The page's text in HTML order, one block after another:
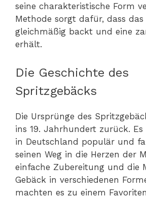
seine charakteristische Form
Methode sorgt dafür, dass das
gleichmäßig backt und eine
erhält.
Die Geschichte des
Spritzgebäcks
Die Ursprünge des
ins 19. Jahrhundert zurück.
in Deutschland populär und
seinen Weg in die Herzen der
einfache Zubereitung und die
Gebäck in verschiedenen
machten es zu einem